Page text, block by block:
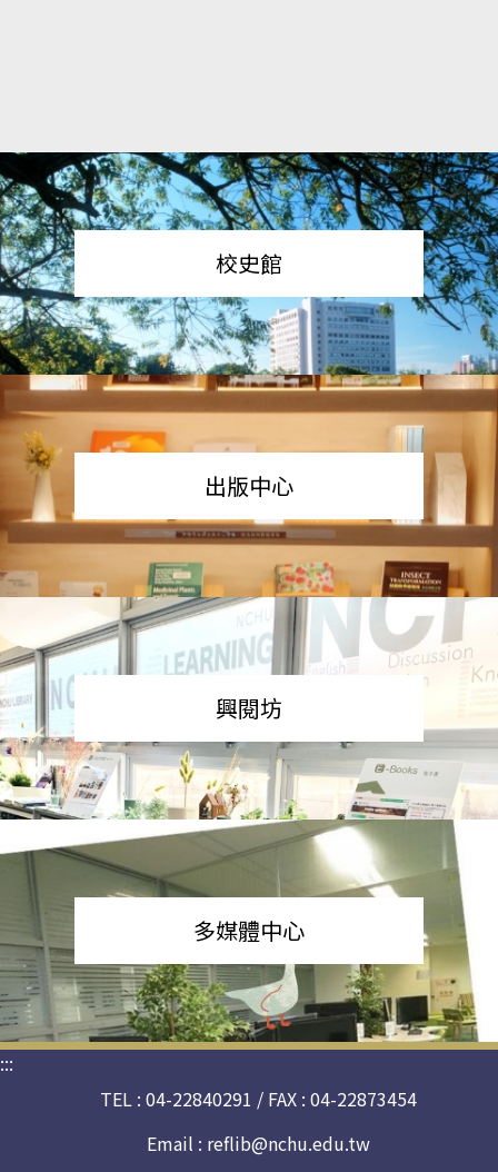
校史館
出版中心
興閱坊
多媒體中心
:::
TEL : 04-22840291 / FAX : 04-22873454
Email : reflib@nchu.edu.tw